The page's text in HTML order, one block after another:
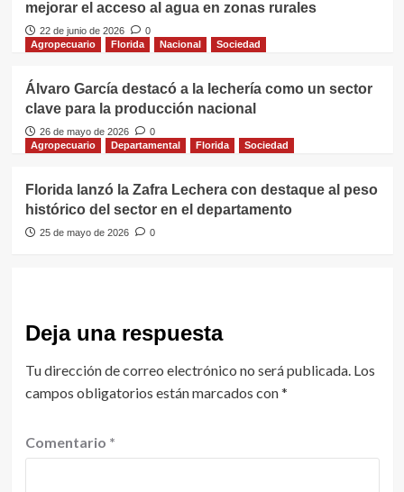
mejorar el acceso al agua en zonas rurales
22 de junio de 2026
0
Agropecuario
Florida Nacional Sociedad
Álvaro García destacó a la lechería como un sector
clave para la producción nacional
26 de mayo de 2026
0
Agropecuario
Departamental Florida Sociedad
Florida lanzó la Zafra Lechera con destaque al peso
histórico del sector en el departamento
25 de mayo de 2026 0
Deja una respuesta
Tu dirección de correo electrónico no será publicada. Los
campos obligatorios están marcados con*
Comentario *